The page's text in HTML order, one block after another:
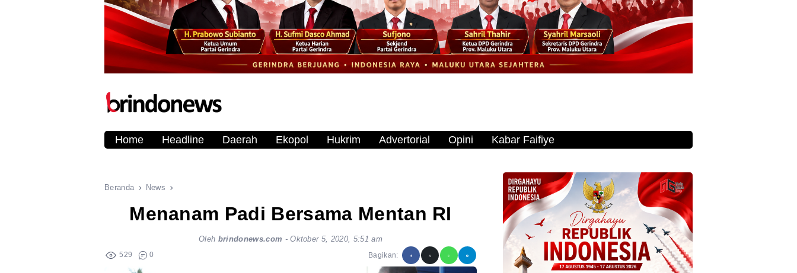
Home Headline Daerah Ekopol Hukrim Advertorial Opini Kabar Faifiye
Beranda News
Menanam Padi Bersama Mentan RI
Oleh brindonews.com -Oktober 5, 2020, 5:51 am
529 0 Bagikan: